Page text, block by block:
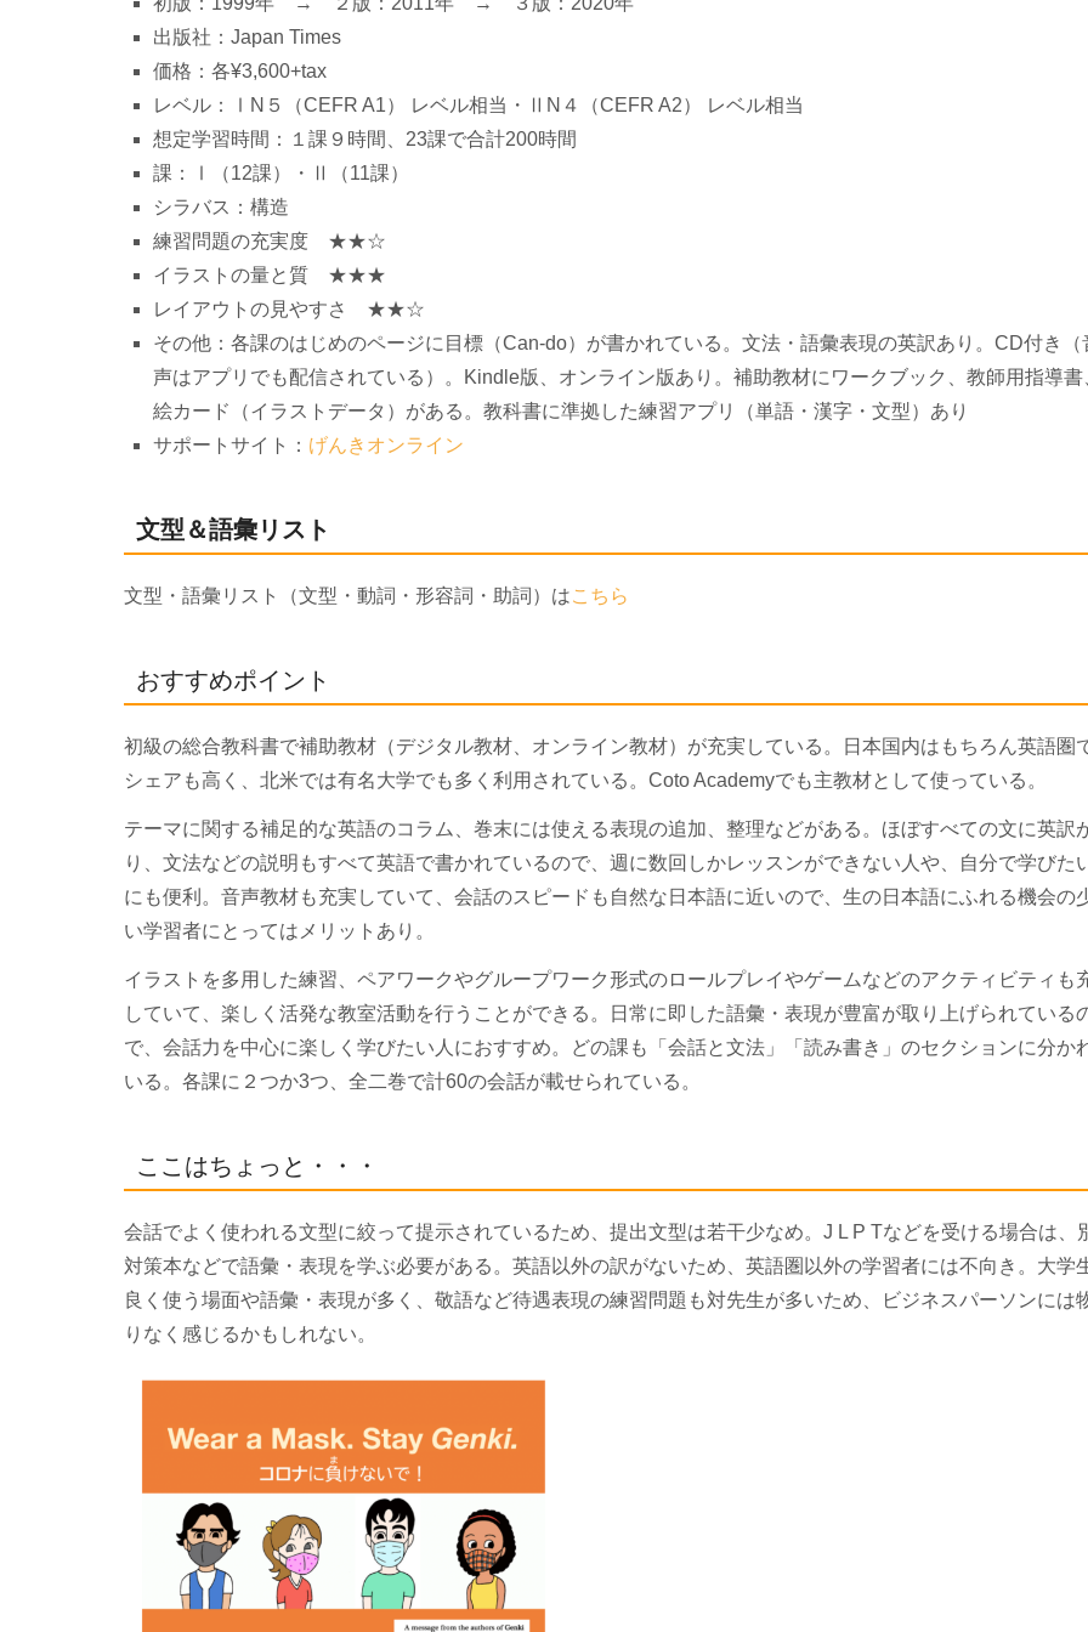
出版社：Japan Times
価格：各¥3,600+tax
レベル：ⅠN５（CEFR A1） レベル相当・ⅡN４（CEFR A2） レベル相当
想定学習時間：１課９時間、23課で合計200時間
課：Ⅰ（12課）・Ⅱ（11課）
シラバス：構造
練習問題の充実度 ★★☆
イラストの量と質 ★★★
レイアウトの見やすさ ★★☆
その他：各課のはじめのページに目標（Can-do）が書かれている。文法・語彙表現の英訳あり。CD付き（
声はアプリでも配信されている）。Kindle版、オンライン版あり。補助教材にワークブック、教師用指導書
絵カード（イラストデータ）がある。教科書に準拠した練習アプリ（単語・漢字・文型）あり
サポートサイト： げんきオンライン
文型＆語彙リスト
文型・語彙リスト（文型・動詞・形容詞・助詞）はこちら
おすすめポイント
初級の総合教科書で補助教材（デジタル教材、オンライン教材）が充実している。日本国内はもちろん英語圏
シェアも高く、北米では有名大学でも多く利用されている。Coto Academyでも主教材として使っている。
テーマに関する補足的な英語のコラム、巻末には使える表現の追加、整理などがある。ほぼすべての文に英訳
り、文法などの説明もすべて英語で書かれているので、週に数回しかレッスンができない人や、自分で学びた
にも便利。音声教材も充実していて、会話のスピードも自然な日本語に近いので、生の日本語にふれる機会の
い学習者にとってはメリットあり。
イラストを多用した練習、ペアワークやグループワーク形式のロールプレイやゲームなどのアクティビティも
していて、楽しく活発な教室活動を行うことができる。日常に即した語彙・表現が豊富が取り上げられている
で、会話力を中心に楽しく学びたい人におすすめ。どの課も「会話と文法」「読み書き」のセクションに分か
いる。各課に２つか3つ、全二巻で計60の会話が載せられている。
ここはちょっと・・・
会話でよく使われる文型に絞って提示されているため、提出文型は若干少なめ。J L P Tなどを受ける場合は、
対策本などで語彙・表現を学ぶ必要がある。英語以外の訳がないため、英語圏以外の学習者には不向き。大学
良く使う場面や語彙・表現が多く、敬語など待遇表現の練習問題も対先生が多いため、ビジネスパーソンには
りなく感じるかもしれない。